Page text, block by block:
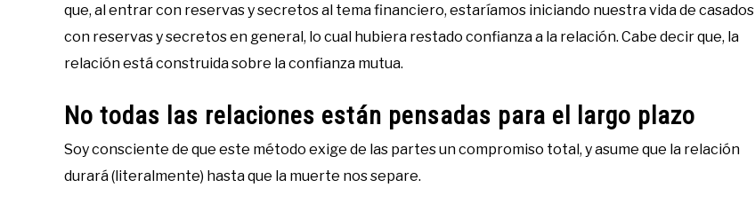
que, al entrar con reservas y secretos al tema financiero, estaríamos iniciando nuestra vida de casados
con reservas y secretos en general, lo cual hubiera restado confianza a la relación. Cabe decir que, la
relación está construida sobre la confianza mutua.
No todas las relaciones están pensadas para el largo plazo
Soy consciente de que este método exige de las partes un compromiso total, y asume que la relación
durará (literalmente) hasta que la muerte nos separe.